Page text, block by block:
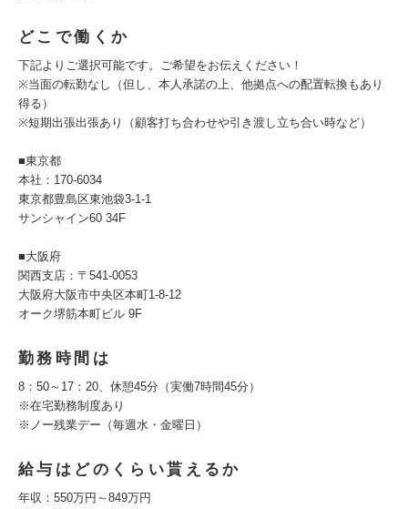
どこで働くか
下記よりご選択可能です。ご希望をお伝えください！
※当面の転勤なし（但し、本人承諾の上、他拠点への配置転換もあり
得る）
※短期出張出張あり（顧客打ち合わせや引き渡し立ち合い時など）
■東京都
本社：170-6034
東京都豊島区東池袋3-1-1
サンシャイン60 34F
■大阪府
関西支店：〒541-0053
大阪府大阪市中央区本町1-8-12
オーク堺筋本町ビル 9F
勤務時間は
8：50～17：20、休憩45分（実働7時間45分）
※在宅勤務制度あり
※ノー残業デー（毎週水・金曜日）
給与はどのくらい貰えるか
年収：550万円～849万円